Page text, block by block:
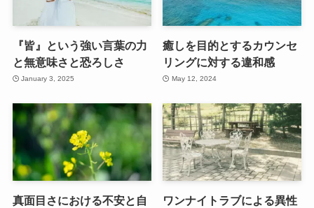
『皆』という強い言葉の力
と無意味さと恐ろしさ
January 3, 2025
癒しを目的とするカウンセ
リングに対する違和感
May 12, 2024
真面目さにおける不安と自
ワンナイトラブによる異性